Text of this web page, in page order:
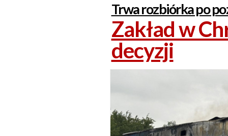
Trwa rozbiórka po
Zakład w
decyzji